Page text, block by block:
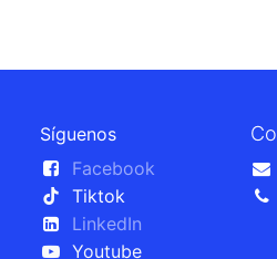
Síguenos
Facebook
Tiktok
LinkedIn
Youtube